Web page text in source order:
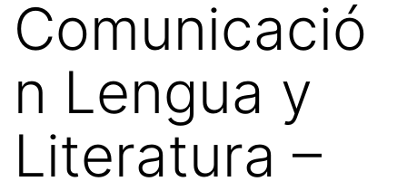
Comunicació
n Lengua y
Literatura –